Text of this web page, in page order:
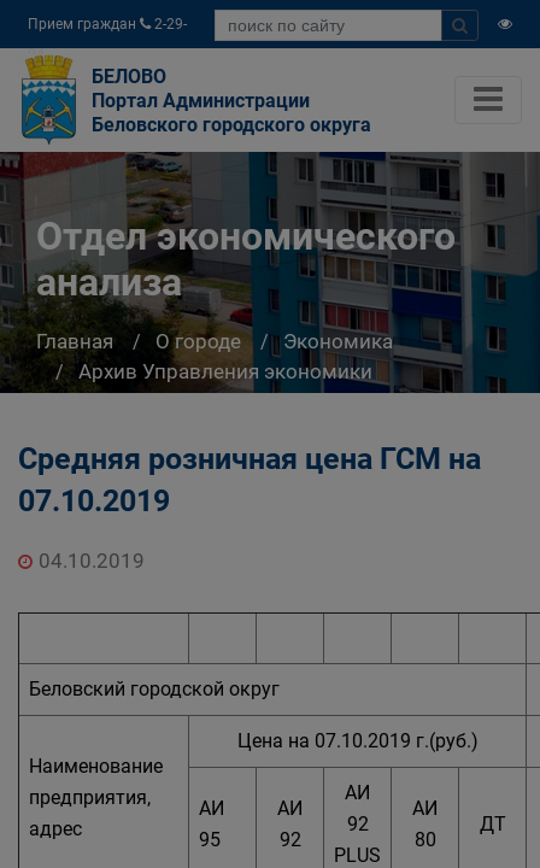
Прием граждан
2-29-
04
БЕЛОВО
Портал Администрации
Беловского городского округа
Отдел экономического
анализа
Главная О городе
Экономика
Архив Управления экономики
Отдел экономического анализа
Средняя розничная цена ГСМ на
07.10.2019
04.10.2019
Беловский городской округ
Наименование
предприятия,
адрес
Цена на 07.10.2019 г.(руб.)
АИ
95
АИ
92
АИ
92
PLUS
АИ
80
ДТ